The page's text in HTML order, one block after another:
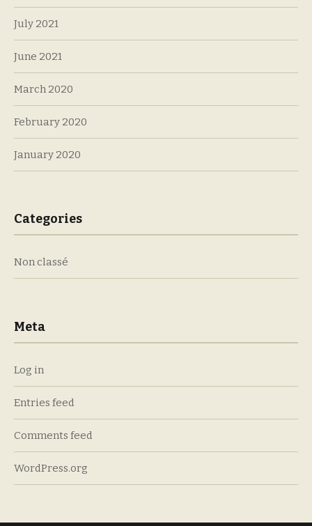
July 2021
June 2021
March 2020
February 2020
January 2020
Categories
Non classé
Meta
Log in
Entries feed
Comments feed
WordPress.org